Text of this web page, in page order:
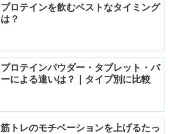
プロテインを飲むベストなタイミング
は？
プロテインパウダー・タブレット・バ
ーによる違いは？｜タイプ別に比較
筋トレのモチベーションを上げるたっ